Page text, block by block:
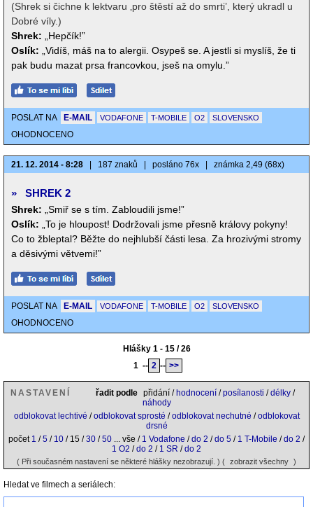
(Shrek si čichne k lektvaru ‚pro štěstí až do smrti’, který ukradl u
Dobré víly.)
Shrek:
„Hepčík!”
Oslík:
„Vidíš, máš na to alergii. Osypeš se. A jestli si myslíš, že ti
pak budu mazat prsa francovkou, jseš na omylu.”
POSLAT NA E-MAIL VODAFONE T-MOBILE O2 SLOVENSKO
OHODNOCENO
21. 12. 2014 - 8:28 187 znaků posláno 76x známka 2,49 (68x)
» SHREK 2
Shrek:
„Smiř se s tím. Zabloudili jsme!”
Oslík:
„To je hloupost! Dodržovali jsme přesně královy pokyny!
Co to žbleptal? Běžte do nejhlubší části lesa. Za hrozivými stromy
a děsivými větvemi!”
POSLAT NA E-MAIL VODAFONE T-MOBILE O2 SLOVENSKO
OHODNOCENO
Hlášky 1 - 15 / 26
1 -- 2 -- >>
NASTAVENÍ řadit podle přidání / hodnocení /posílanosti /délky /
náhody
odblokovat lechtivé /odblokovat sprosté /odblokovat nechutné /odblokovat
drsné
počet 1 /5 / 10 / 15 /30 /50 ... vše / 1 Vodafone /do 2 /do 5 / 1 T-Mobile /do 2 /
1 O2 /do 2 / 1 SR /do 2
( Při současném nastavení se některé hlášky nezobrazují. ) ( zobrazit všechny )
Hledat ve filmech a seriálech: